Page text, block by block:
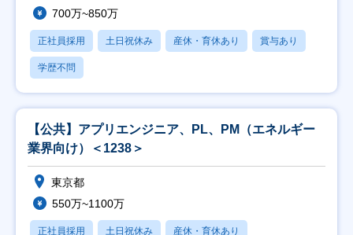
700万~850万
正社員採用 土日祝休み 産休・育休あり 賞与あり
学歴不問
【公共】アプリエンジニア、PL、PM（エネルギー
業界向け）＜1238＞
東京都
550万~1100万
正社員採用 土日祝休み 産休・育休あり